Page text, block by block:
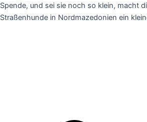
Spende, und sei sie noch so klein, macht
Straßenhunde in Nordmazedonien ein